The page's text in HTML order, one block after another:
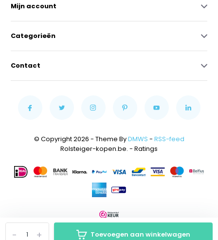
+
- Toevoegen aan winkelwagen
Mijn account
Categorieën
Contact
© Copyright 2026 - Theme ByDMWS - RSS-feed
Rolsteiger-kopen.be. - Ratings